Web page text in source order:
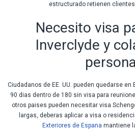
estructurado retienen
Necesito visa
Inverclyde y
Ciudadanos de EE. UU. pueden quedarse
90 dias dentro de 180 sin visa para
otros paises pueden necesitar visa
largas, deberas aplicar a visa o
Exteriores de Espana mantiene